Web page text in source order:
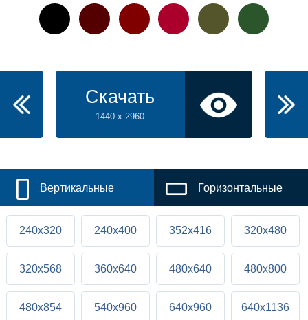
Скачать
1440 x 2960
Вертикальные Горизонтальные
240x320 240x400 352x416 320x480
320x568 360x640 480x640 480x800
480x854 540x960 640x960 640x1136